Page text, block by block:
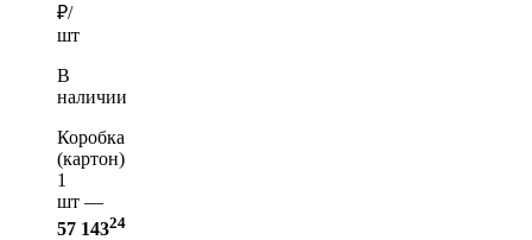
₽/
шт
В
наличии
Коробка
(картон)
1
шт —
57 14324